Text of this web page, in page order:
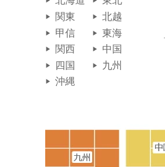
関東
北越
甲信
東海
関西
中国
四国
九州
沖縄